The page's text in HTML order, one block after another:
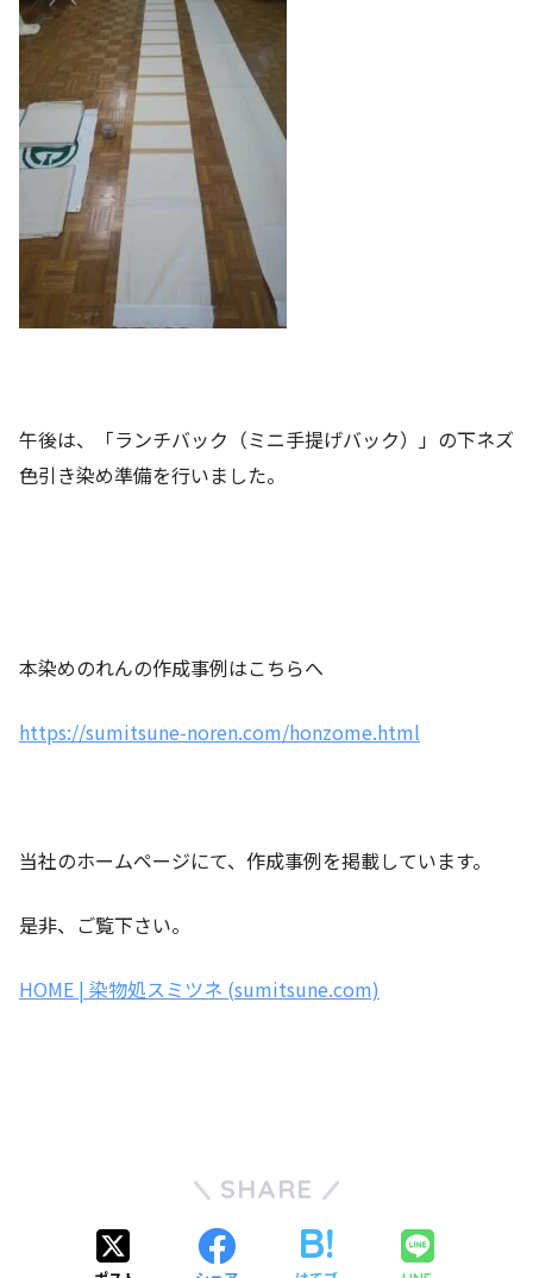
午後は、「ランチバック（ミニ手提げバック）」の下ネズ
色引き染め準備を行いました。
本染めのれんの作成事例はこちらへ
https://sumitsune-noren.com/honzome.html
当社のホームページにて、作成事例を掲載しています。
是非、ご覧下さい。
HOME | 染物処スミツネ (sumitsune.com)
SHARE